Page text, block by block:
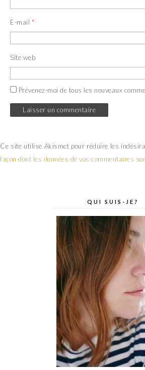
E-mail *
Site web
Prévenez-moi de tous les nouveaux
Ce site utilise Akismet pour réduire les
façon dont les données de vos commentaires
QUI SUIS-JE?